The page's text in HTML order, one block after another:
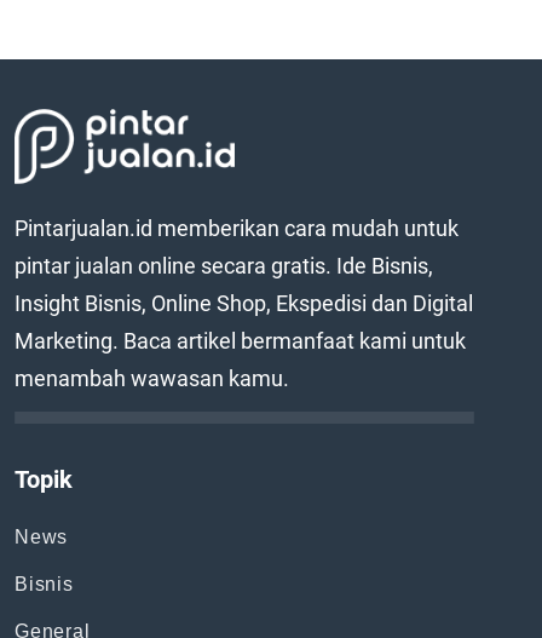
Pintarjualan.id memberikan cara mudah untuk
pintar jualan online secara gratis. Ide Bisnis,
Insight Bisnis, Online Shop, Ekspedisi dan Digital
Marketing. Baca artikel bermanfaat kami untuk
menambah wawasan kamu.